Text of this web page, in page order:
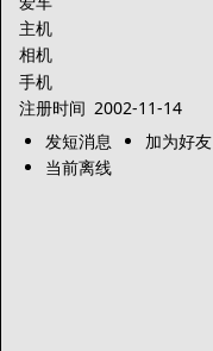
主机
相机
手机
注册时间 2002-11-14
发短消息
加为好友
当前离线